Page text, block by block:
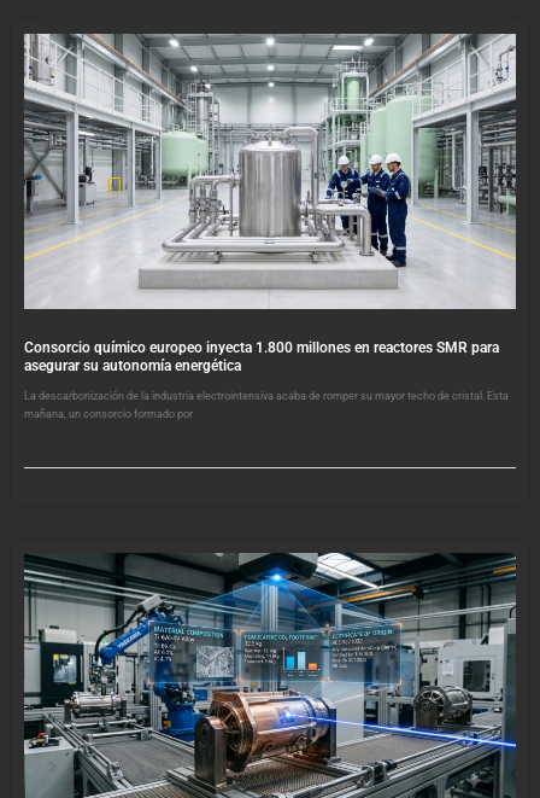
Consorcio químico europeo inyecta 1.800 millones en reactores SMR para
asegurar su autonomía energética
La descarbonización de la industria electrointensiva acaba de romper su mayor techo de cristal. Esta
mañana, un consorcio formado por